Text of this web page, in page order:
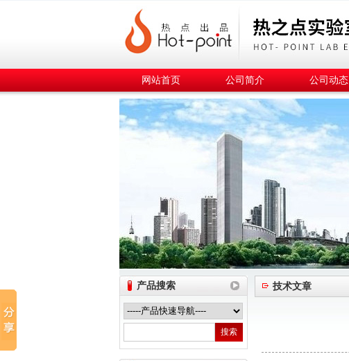
热之点实验室设备（上海）有限公司
网站首页 公司简介 公司动态
产品搜索 技术文章